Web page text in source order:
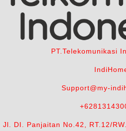
PT.Telekomunikasi
Support@my-
Jl. DI. Panjaitan No.42, RT.12/